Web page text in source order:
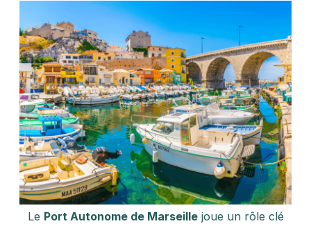
Le Port Autonome de Marseillejoue un rôle clé